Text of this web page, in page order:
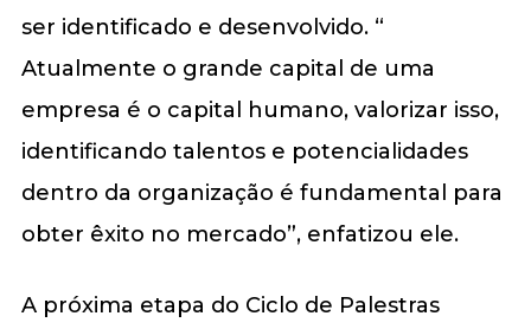
ser identificado e desenvolvido. “
Atualmente o grande capital de uma
empresa é o capital humano, valorizar isso,
identificando talentos e potencialidades
dentro da organização é fundamental para
obter êxito no mercado”, enfatizou ele.
A próxima etapa do Ciclo de Palestras